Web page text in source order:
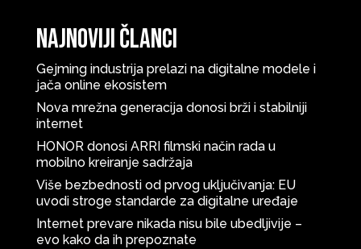
Najnoviji članci
Gejming industrija prelazi na digitalne modele i
jača online ekosistem
Nova mrežna generacija donosi brži i stabilniji
internet
HONOR donosi ARRI filmski način rada u
mobilno kreiranje sadržaja
Više bezbednosti od prvog uključivanja: EU
uvodi stroge standarde za digitalne uređaje
Internet prevare nikada nisu bile ubedljivije –
evo kako da ih prepoznate